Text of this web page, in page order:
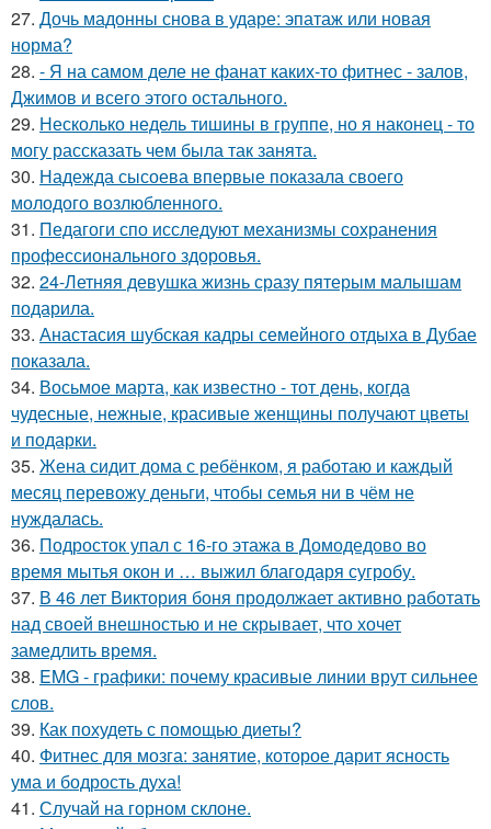
27. Дочь мадонны снова в ударе: эпатаж или новая
норма?
28. - Я на самом деле не фанат каких-то фитнес - залов,
Джимов и всего этого остального.
29. Несколько недель тишины в группе, но я наконец - то
могу рассказать чем была так занята.
30. Надежда сысоева впервые показала своего
молодого возлюбленного.
31. Педагоги спо исследуют механизмы сохранения
профессионального здоровья.
32. 24-Летняя девушка жизнь сразу пятерым малышам
подарила.
33. Анастасия шубская кадры семейного отдыха в Дубае
показала.
34. Восьмое марта, как известно - тот день, когда
чудесные, нежные, красивые женщины получают цветы
и подарки.
35. Жена сидит дома с ребёнком, я работаю и каждый
месяц перевожу деньги, чтобы семья ни в чём не
нуждалась.
36. Подросток упал с 16-го этажа в Домодедово во
время мытья окон и … выжил благодаря сугробу.
37. В 46 лет Виктория боня продолжает активно работать
над своей внешностью и не скрывает, что хочет
замедлить время.
38. EMG - графики: почему красивые линии врут сильнее
слов.
39. Как похудеть с помощью диеты?
40. Фитнес для мозга: занятие, которое дарит ясность
ума и бодрость духа!
41. Случай на горном склоне.